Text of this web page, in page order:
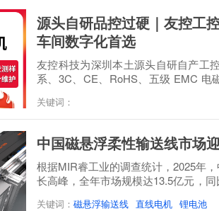
源头自研品控过硬｜友控工
车间数字化首选
友控科技为深圳本土源头自研自产工
系、3C、CE、RoHS、五级 EMC 电
关键词：
中国磁悬浮柔性输送线市场
根据MIR睿工业的调查统计，2025年
长高峰，全年市场规模达13.5亿元，
关键词： 磁悬浮输送线 直线电机 锂电池